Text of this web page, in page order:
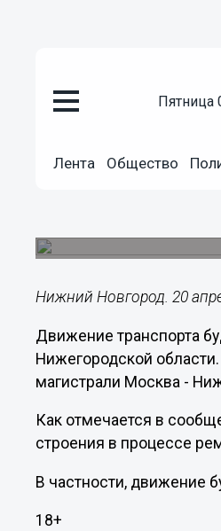
Лента Общество
Движение
Нижний Новгород. 20
Движение транспорта
Нижегородской
магистрали Москва -
Как отмечается в
строения в процессе
В частности, движение
18+